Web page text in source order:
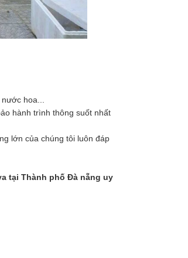
hoa...
hành trình thông suốt nhất
lớn của chúng tôi luôn đáp
tại Thành phố Đà nẵng uy